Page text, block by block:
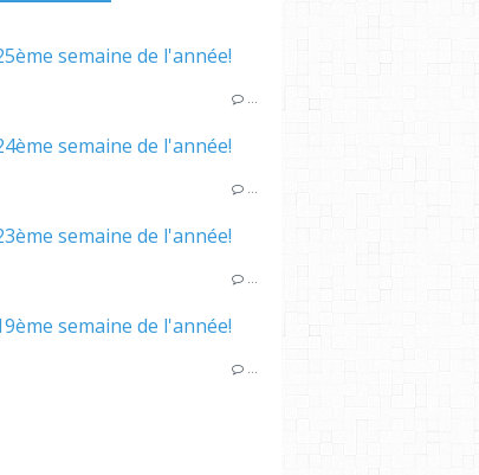
semaine de l'année!
…
semaine de l'année!
…
semaine de l'année!
…
semaine de l'année!
…